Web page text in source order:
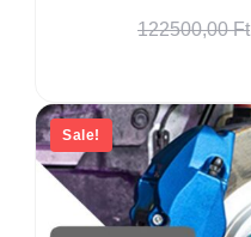
122500,00Ft
Sale!